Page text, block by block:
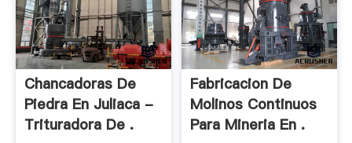
Chancadoras De
Piedra En Juliaca -
Trituradora De .
Fabricacion De
Molinos Continuos
Para Mineria En .